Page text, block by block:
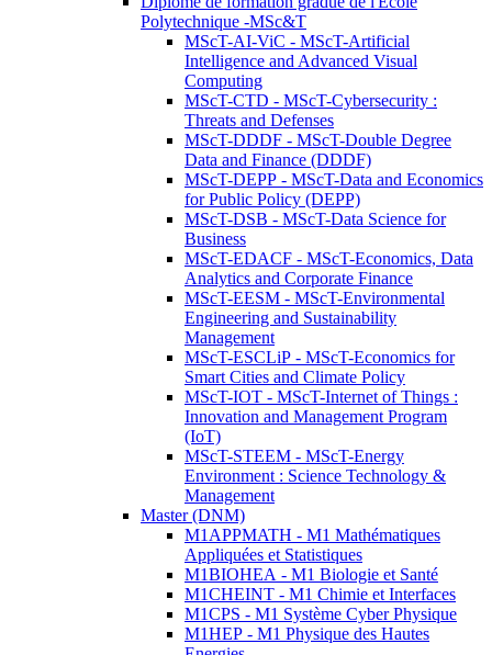
Polytechnique -MSc&T
MScT-AI-ViC - MScT-Artificial
Intelligence and Advanced Visual
Computing
MScT-CTD - MScT-Cybersecurity :
Threats and Defenses
MScT-DDDF - MScT-Double Degree
Data and Finance (DDDF)
MScT-DEPP - MScT-Data and Economics
for Public Policy (DEPP)
MScT-DSB - MScT-Data Science for
Business
MScT-EDACF - MScT-Economics, Data
Analytics and Corporate Finance
MScT-EESM - MScT-Environmental
Engineering and Sustainability
Management
MScT-ESCLiP - MScT-Economics for
Smart Cities and Climate Policy
MScT-IOT - MScT-Internet of Things :
Innovation and Management Program
(IoT)
MScT-STEEM - MScT-Energy
Environment : Science Technology &
Management
Master (DNM)
M1APPMATH - M1 Mathématiques
Appliquées et Statistiques
M1BIOHEA - M1 Biologie et Santé
M1CHEINT - M1 Chimie et Interfaces
M1CPS - M1 Système Cyber Physique
M1HEP - M1 Physique des Hautes